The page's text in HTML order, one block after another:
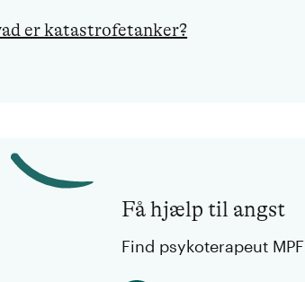
er katastrofetanker?
Få hjælp til angst
Find psykoterapeut MPF